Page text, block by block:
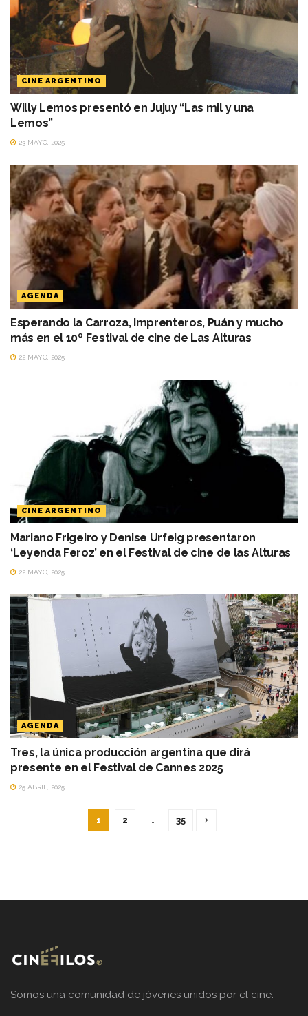
CINE ARGENTINO
Willy Lemos presentó en Jujuy “Las mil y una
Lemos”
23 MAYO, 2025
AGENDA
Esperando la Carroza, Imprenteros, Puán y mucho
más en el 10º Festival de cine de Las Alturas
22 MAYO, 2025
CINE ARGENTINO
Mariano Frigeiro y Denise Urfeig presentaron
‘Leyenda Feroz’ en el Festival de cine de las Alturas
22 MAYO, 2025
AGENDA
Tres, la única producción argentina que dirá
presente en el Festival de Cannes 2025
25 ABRIL, 2025
1 2 … 35
Somos una comunidad de jóvenes unidos por el cine.